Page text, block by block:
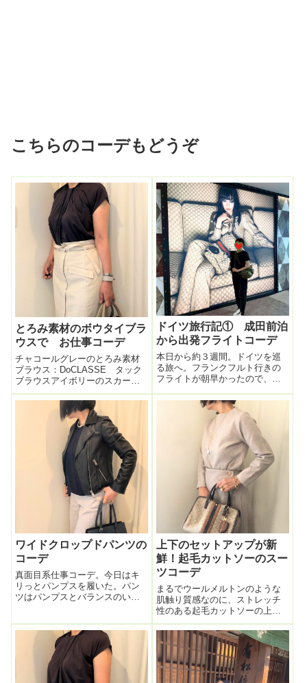
こちらのコーデもどうぞ
とろみ素材のボウタイブラ
ウスで お仕事コーデ
チャコールグレーのとろみ素材
ブラウス：DoCLASSE タック
ブラウスアイボリーのスカー
ト：NATURAL
BEAUTY :GLADDでサンダル：
carino モードエジャコモバッ
グ：Baginning カーキ 牛革 ベ
ルトデザイン トート...
ドイツ旅行記① 成田前泊
から出発フライトコーデ
本日から約３週間。ドイツを巡
る旅へ。フランクフルト行きの
フライトが朝早かったので、成
なくもないけど、電車がトラブ
ると詰むのでゆったり前泊する
ことに）この歳になると、焦っ
たり時間がタイトな旅行が体力
的に無理。怪我の...
ワイドクロップドパンツの
コーデ
真面目系仕事コーデ。今日はキ
リっとパンプスを履いた。パン
ツはパンプスとバランスのいい
手の丈が短いワイドパンツを色
違いで着ているけど、すごく楽
なのに下半身のラインも拾わな
いし、キチ...
上下のセットアップが新
鮮！起毛カットソーのスー
ツコーデ
まるでウールメルトンのような
肌触り質感なのに、ストレッチ
性のある起毛カットソーの上下
セットアップ。柔らかいフェル
ト生地のような服。後ろはこん
な感じ。襟ぐりの立ち上がりが
ちょっとクラシカルな雰囲気。
このセットアップ、スカートの
デザインがカワユ...